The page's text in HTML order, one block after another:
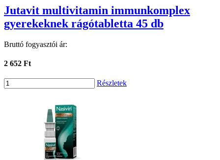
Jutavit multivitamin immunkomplex
gyerekeknek rágótabletta 45 db
Bruttó fogyasztói ár:
2 652 Ft
Részletek